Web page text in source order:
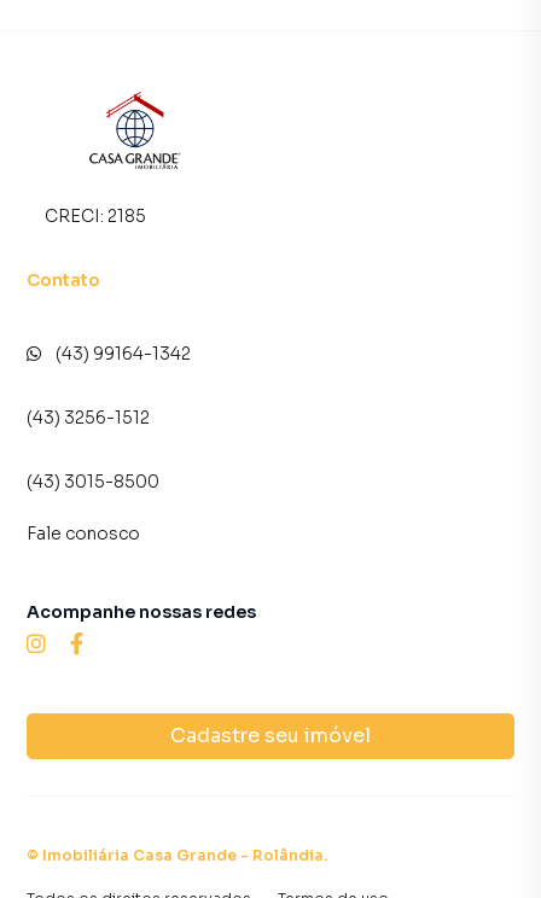
CRECI: 2185
Contato
(43) 99164-1342
(43) 3256-1512
(43) 3015-8500
Fale conosco
Cadastre seu imóvel
Acompanhe nossas redes
© Imobiliária Casa Grande - Rolândia.